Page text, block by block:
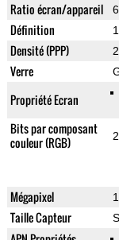
Ratio écran/appareil
Définition
Densité (PPP)
Verre
Propriété Ecran
Bits par composant
couleur (RGB)
Mégapixel
Taille Capteur